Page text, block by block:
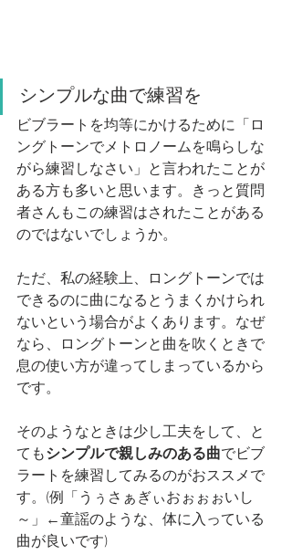
シンプルな曲で練習を
ビブラートを均等にかけるために「ロ
ングトーンでメトロノームを鳴らしな
がら練習しなさい」と言われたことが
ある方も多いと思います。きっと質問
者さんもこの練習はされたことがある
のではないでしょうか。
ただ、私の経験上、ロングトーンでは
できるのに曲になるとうまくかけられ
ないという場合がよくあります。なぜ
なら、ロングトーンと曲を吹くときで
息の使い方が違ってしまっているから
です。
そのようなときは少し工夫をして、と
てもシンプルで親しみのある曲でビブ
ラートを練習してみるのがおススメで
す。(例「うぅさぁぎぃおぉぉぉいし
～」←童謡のような、体に入っている
曲が良いです)